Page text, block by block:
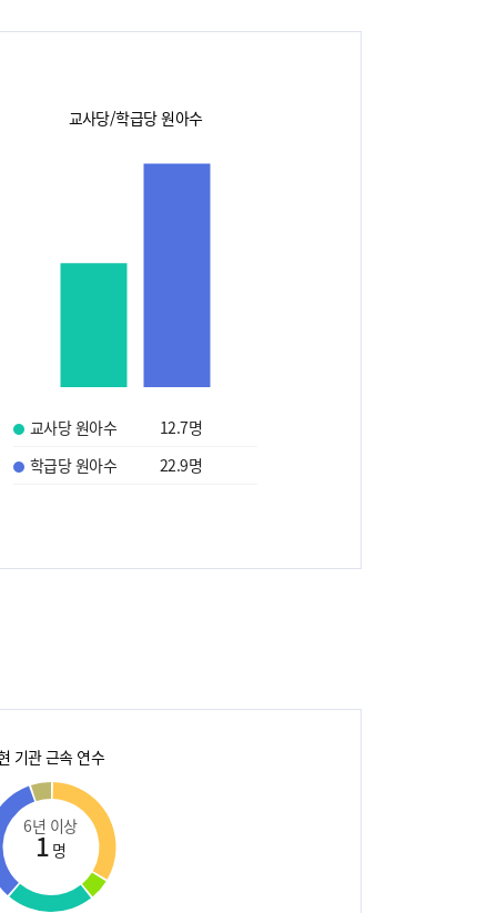
교사당/학급당 원아수
교사당 원아수 12.7명
학급당 원아수
22.9명
기관 근속 연수
6년 이상
1 명